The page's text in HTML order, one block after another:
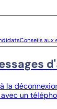
Conseils aux
la
un